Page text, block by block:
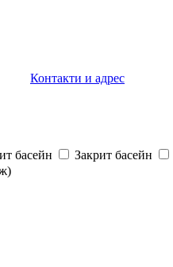
Контакти и адрес
басейн Закрит басейн